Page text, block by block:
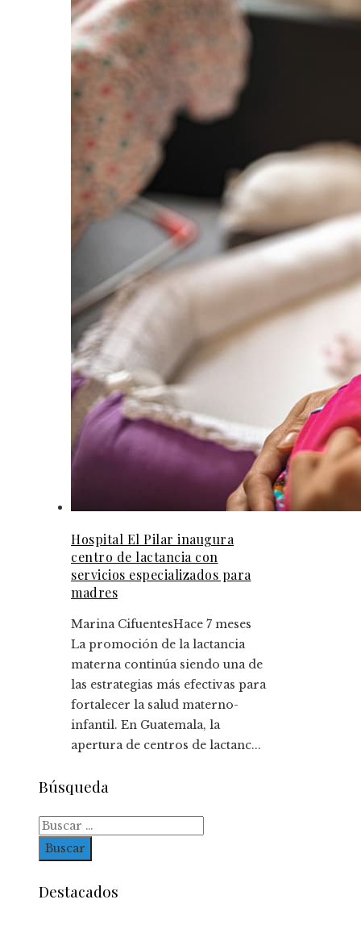
Hospital El Pilar inaugura
centro de lactancia con
servicios especializados para
madres
Marina CifuentesHace 7 meses
La promoción de la lactancia
materna continúa siendo una de
las estrategias más efectivas para
fortalecer la salud materno-
infantil. En Guatemala, la
apertura de centros de lactanc...
Búsqueda
Buscar:
Destacados